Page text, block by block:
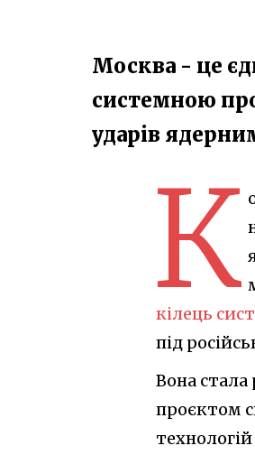
Москва - це
системною
ударів
К
кілець
під
Вона стала
проєктом